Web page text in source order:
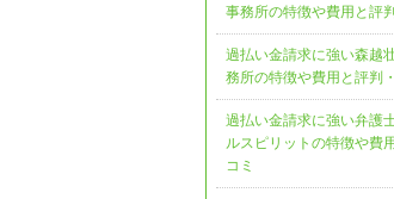
事務所の特徴や費用と評
過払い金請求に強い森越
務所の特徴や費用と評判
過払い金請求に強い弁護
ルスピリットの特徴や費
コミ